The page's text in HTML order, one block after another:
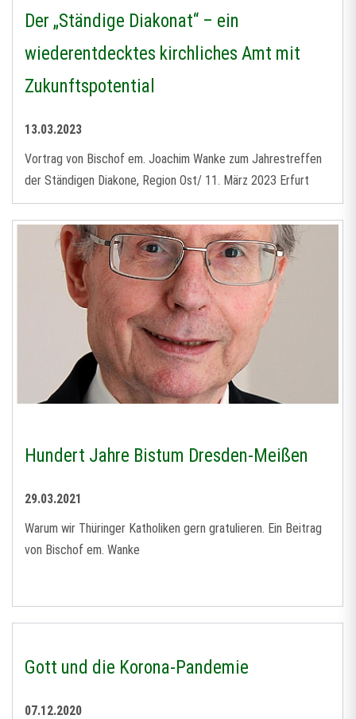
Der „Ständige Diakonat“ – ein
wiederentdecktes kirchliches Amt mit
Zukunftspotential
13.03.2023
Vortrag von Bischof em. Joachim Wanke zum Jahrestreffen
der Ständigen Diakone, Region Ost/ 11. März 2023 Erfurt
Hundert Jahre Bistum Dresden-Meißen
29.03.2021
Warum wir Thüringer Katholiken gern gratulieren. Ein Beitrag
von Bischof em. Wanke
Gott und die Korona-Pandemie
07.12.2020